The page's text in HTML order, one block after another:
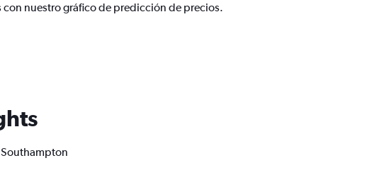
nuestro gráfico de predicción de precios.
Southampton